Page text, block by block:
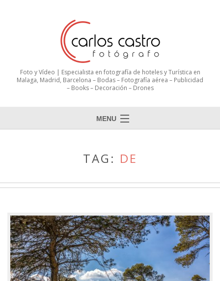
Foto y Vídeo | Especialista en fotografía de hoteles y Turística en
Malaga, Madrid, Barcelona – Bodas – Fotografía aérea – Publicidad
– Books – Decoración – Drones
MENU
TAG: DE